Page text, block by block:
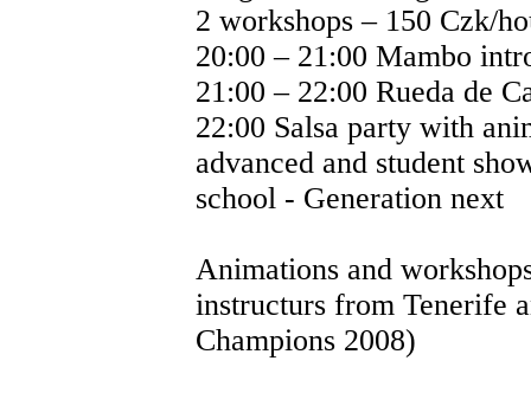
2 workshops – 150 Czk/
20:00 – 21:00 Mambo
21:00 – 22:00 Rueda de
22:00 Salsa party with
advanced and student
school - Generation next
Animations and
instructurs from Tenerife
Champions 2008)